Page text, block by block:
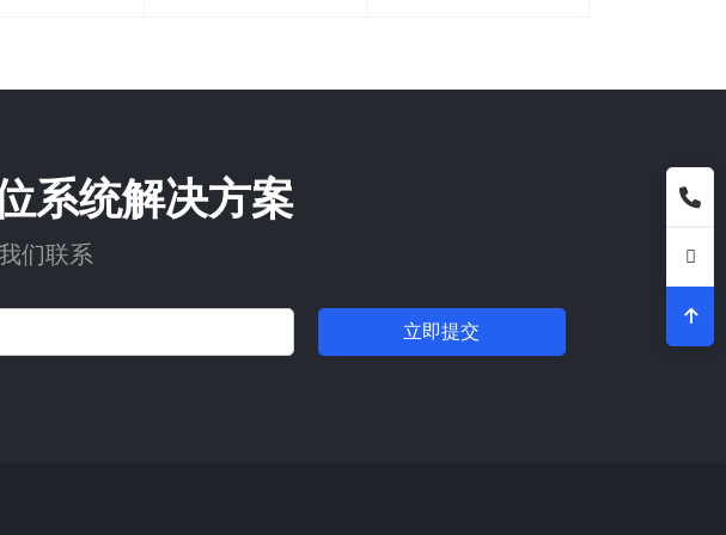
系统解决方案
们联系
立即提交